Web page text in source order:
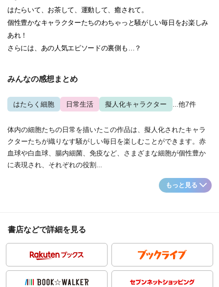
はたらいて、お茶して、運動して、癒されて。
個性豊かなキャラクターたちのわちゃっと騒がしい毎日をお楽しみ
あれ！
さらには、あの人気エピソードの裏側も…？
みんなの感想まとめ
はたらく細胞 日常生活 擬人化キャラクター ...他7件
体内の細胞たちの日常を描いたこの作品は、擬人化されたキャラ
クターたちが織りなす騒がしい毎日を楽しむことができます。赤
血球や白血球、腸内細菌、免疫など、さまざまな細胞が個性豊か
に表現され、それぞれの役割...
もっと見る
書店などで詳細を見る